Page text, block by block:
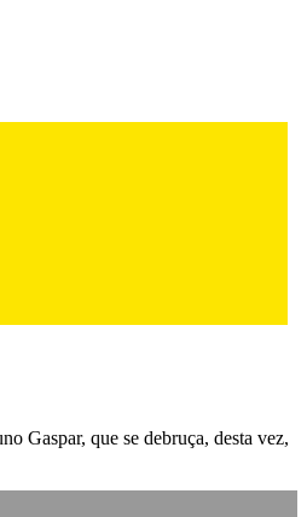
Gaspar, que se debruça, desta vez,